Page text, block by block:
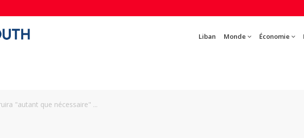
Liban Monde Économie
"autant que nécessaire" ...